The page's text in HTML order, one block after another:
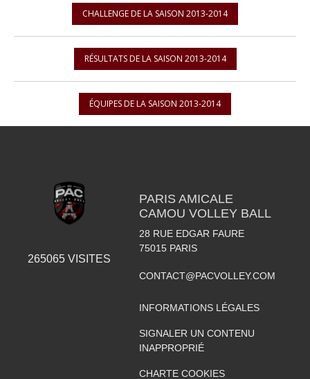
CHALLENGE DE LA SAISON 2013-2014
RÉSULTATS DE LA SAISON 2013-2014
ÉQUIPES DE LA SAISON 2013-2014
265065 VISITES
PARIS AMICALE
CAMOU VOLLEY BALL
28 RUE EDGAR FAURE
75015 PARIS
CONTACT@PACVOLLEY.COM
INFORMATIONS LÉGALES
SIGNALER UN CONTENU
INAPPROPRIÉ
CHARTE COOKIES